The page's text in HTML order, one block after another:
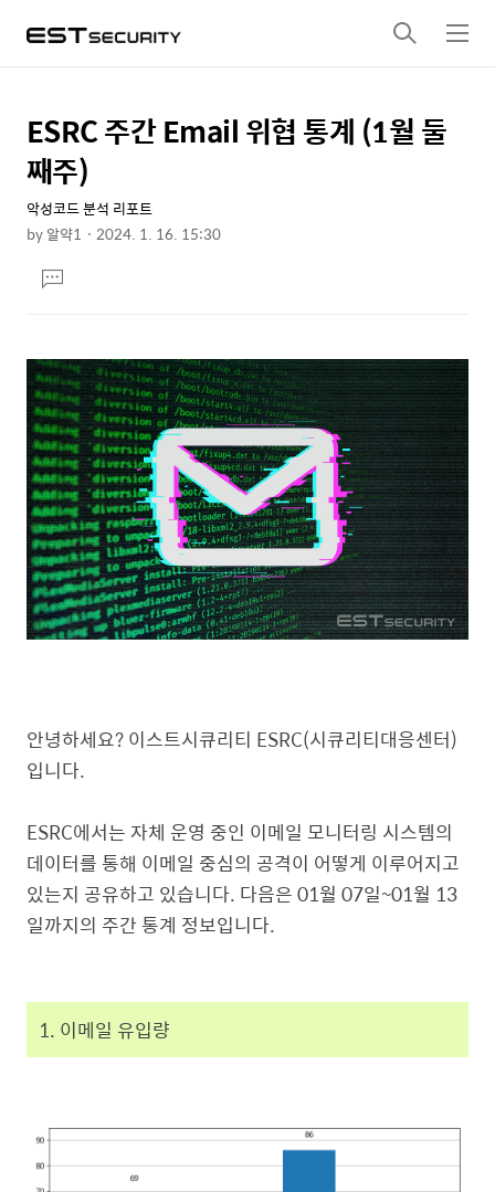
검
색
메
뉴
상
세
컨
텐
본
문
제
목
ESRC 주간 Email 위협 통계 (1월 둘
째주)
악성코드 분석 리포트
by알약1 2024. 1. 16. 15:30
문댓
글
안녕하세요? 이스트시큐리티 ESRC(시큐리티대응센터)
입니다.
ESRC에서는 자체 운영 중인 이메일 모니터링 시스템의
데이터를 통해 이메일 중심의 공격이 어떻게 이루어지고
있는지 공유하고 있습니다. 다음은 01월 07일~01월 13
일까지의 주간 통계 정보입니다.
1. 이메일 유입량